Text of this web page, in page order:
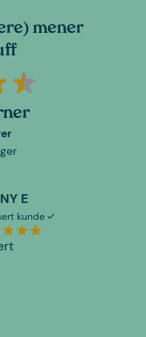
mener
E
kunde